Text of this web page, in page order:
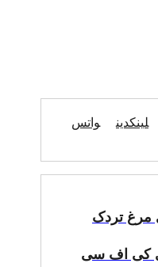
لینکدین
واتس
مرغ تردک
کی اف سی